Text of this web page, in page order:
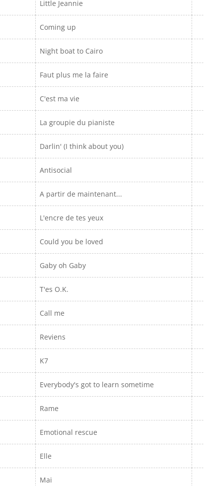
Little Jeannie
Coming up
Night boat to Cairo
Faut plus me la faire
C'est ma vie
La groupie du pianiste
Darlin' (I think about you)
Antisocial
A partir de maintenant...
L'encre de tes yeux
Could you be loved
Gaby oh Gaby
T'es O.K.
Call me
Reviens
K7
Everybody's got to learn sometime
Rame
Emotional rescue
Elle
Mai